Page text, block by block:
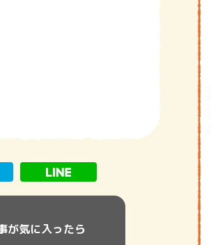
が気に入ったら